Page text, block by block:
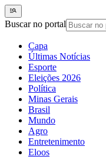
Buscar no portal
Capa
Últimas Notícias
Esporte
Eleições 2026
Política
Minas Gerais
Brasil
Mundo
Agro
Entretenimento
Eloos